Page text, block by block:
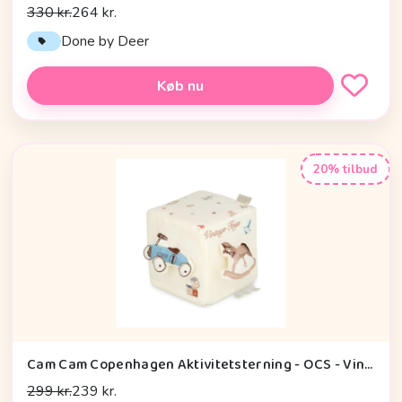
330 kr.264 kr.
Done by Deer
Køb nu
20% tilbud
Cam Cam Copenhagen Aktivitetsterning - OCS - Vintage Toys
299 kr.239 kr.